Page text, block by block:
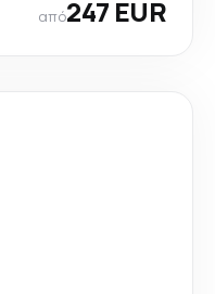
από247 EUR